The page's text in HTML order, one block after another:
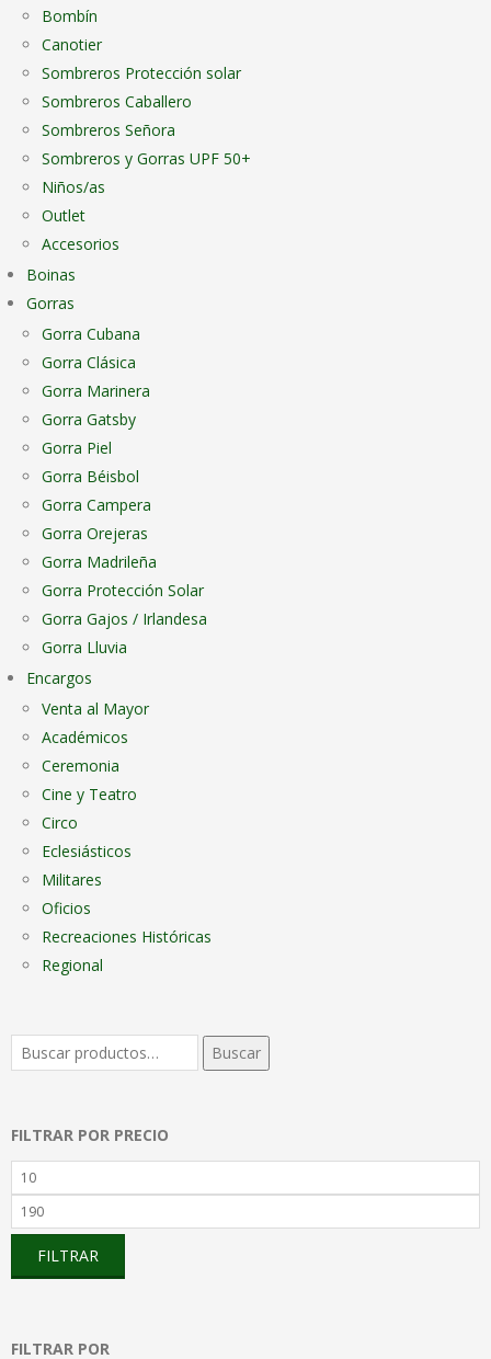
Bombín
Canotier
Sombreros Protección solar
Sombreros Caballero
Sombreros Señora
Sombreros y Gorras UPF 50+
Niños/as
Outlet
Accesorios
Boinas
Gorras
Gorra Cubana
Gorra Clásica
Gorra Marinera
Gorra Gatsby
Gorra Piel
Gorra Béisbol
Gorra Campera
Gorra Orejeras
Gorra Madrileña
Gorra Protección Solar
Gorra Gajos / Irlandesa
Gorra Lluvia
Encargos
Venta al Mayor
Académicos
Ceremonia
Cine y Teatro
Circo
Eclesiásticos
Militares
Oficios
Recreaciones Históricas
Regional
Buscar
por:
Buscar
FILTRAR POR PRECIO
Precio
mínimo
Precio
máximo
FILTRAR
FILTRAR POR